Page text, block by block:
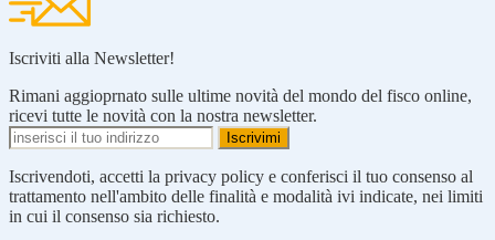
Iscriviti alla Newsletter!
Rimani aggioprnato sulle ultime novità del mondo del fisco online,
ricevi tutte le novità con la nostra newsletter.
Iscrivendoti, accetti la privacy policy e conferisci il tuo consenso al
trattamento nell'ambito delle finalità e modalità ivi indicate, nei limiti
in cui il consenso sia richiesto.